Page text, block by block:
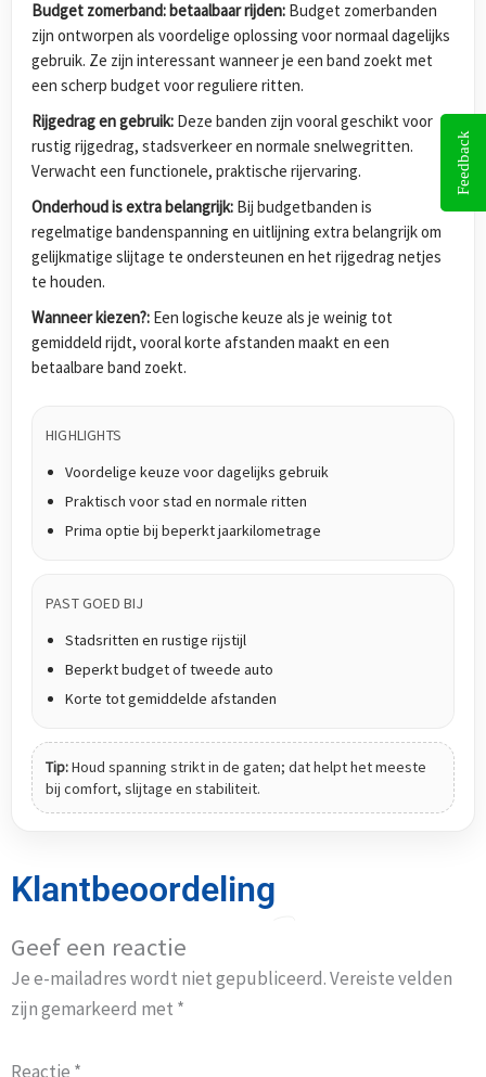
Budget zomerband: betaalbaar rijden: Budget zomerbanden
zijn ontworpen als voordelige oplossing voor normaal dagelijks
gebruik. Ze zijn interessant wanneer je een band zoekt met
een scherp budget voor reguliere ritten.
Rijgedrag en gebruik: Deze banden zijn vooral geschikt voor
rustig rijgedrag, stadsverkeer en normale snelwegritten.
Verwacht een functionele, praktische rijervaring.
Onderhoud is extra belangrijk: Bij budgetbanden is
regelmatige bandenspanning en uitlijning extra belangrijk om
gelijkmatige slijtage te ondersteunen en het rijgedrag netjes
te houden.
Wanneer kiezen?: Een logische keuze als je weinig tot
gemiddeld rijdt, vooral korte afstanden maakt en een
betaalbare band zoekt.
HIGHLIGHTS
Voordelige keuze voor dagelijks gebruik
Praktisch voor stad en normale ritten
Prima optie bij beperkt jaarkilometrage
PAST GOED BIJ
Stadsritten en rustige rijstijl
Beperkt budget of tweede auto
Korte tot gemiddelde afstanden
Tip:Houd spanning strikt in de gaten; dat helpt het meeste
bij comfort, slijtage en stabiliteit.
Klantbeoordeling
Geef een reactie
Je e-mailadres wordt niet gepubliceerd.Vereiste velden
zijn gemarkeerd met *
Reactie *
Feedback